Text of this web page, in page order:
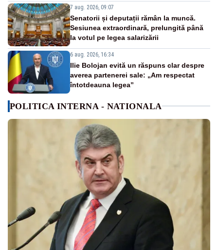
7 aug. 2026, 09:07
Senatorii și deputații rămân la muncă.
Sesiunea extraordinară, prelungită până
la votul pe legea salarizării
6 aug. 2026, 16:34
Ilie Bolojan evită un răspuns clar despre
averea partenerei sale: „Am respectat
întotdeauna legea”
POLITICA INTERNA - NATIONALA